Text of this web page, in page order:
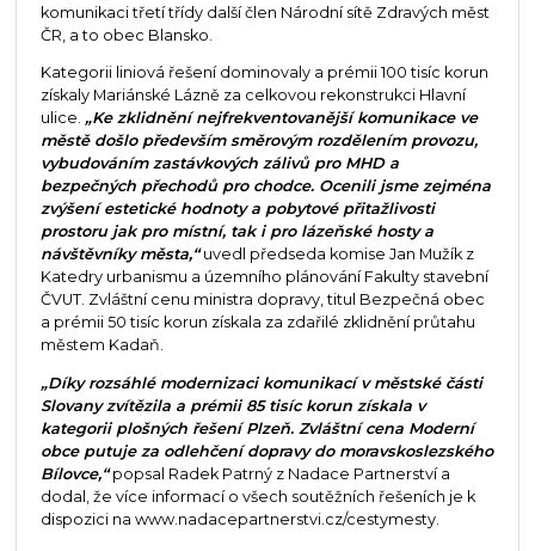
komunikaci třetí třídy další člen Národní sítě Zdravých měst
ČR, a to obec Blansko.
Kategorii liniová řešení dominovaly a prémii 100 tisíc korun
získaly Mariánské Lázně za celkovou rekonstrukci Hlavní
ulice. „Ke zklidnění nejfrekventovanější komunikace ve
městě došlo především směrovým rozdělením provozu,
vybudováním zastávkových zálivů pro MHD a
bezpečných přechodů pro chodce. Ocenili jsme zejména
zvýšení estetické hodnoty a pobytové přitažlivosti
prostoru jak pro místní, tak i pro lázeňské hosty a
návštěvníky města,“uvedl předseda komise Jan Mužík z
Katedry urbanismu a územního plánování Fakulty stavební
ČVUT. Zvláštní cenu ministra dopravy, titul Bezpečná obec
a prémii 50 tisíc korun získala za zdařilé zklidnění průtahu
městem Kadaň.
„Díky rozsáhlé modernizaci komunikací v městské části
Slovany zvítězila a prémii 85 tisíc korun získala v
kategorii plošných řešení Plzeň. Zvláštní cena Moderní
obce putuje za odlehčení dopravy do moravskoslezského
Bílovce,“popsal Radek Patrný z Nadace Partnerství a
dodal, že více informací o všech soutěžních řešeních je k
dispozici na www.nadacepartnerstvi.cz/cestymesty.